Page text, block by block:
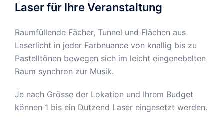
Laser für Ihre Veranstaltung
Raumfüllende Fächer, Tunnel und Flächen aus
Laserlicht in jeder Farbnuance von knallig bis zu
Pastelltönen bewegen sich im leicht eingenebelten
Raum synchron zur Musik.
Je nach Grösse der Lokation und Ihrem Budget
können 1 bis ein Dutzend Laser eingesetzt werden.